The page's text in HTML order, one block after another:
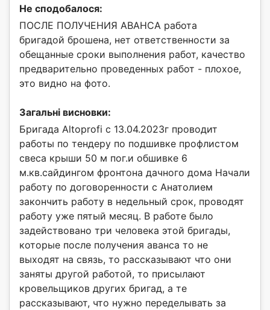
Не сподобалося:
ПОСЛЕ ПОЛУЧЕНИЯ АВАНСА работа
бригадой брошена, нет ответственности за
обещанные сроки выполнения работ, качество
предварительно проведенных работ - плохое,
это видно на фото.
Загальні висновки:
Бригада Altoprofi с 13.04.2023г проводит
работы по тендеру по подшивке профлистом
свеса крыши 50 м пог.и обшивке 6
м.кв.сайдингом фронтона дачного дома Начали
работу по договоренности с Анатолием
закончить работу в недельный срок, проводят
работу уже пятый месяц. В работе было
задействовано три человека этой бригады,
которые после получения аванса то не
выходят на связь, то рассказывают что они
заняты другой работой, то присылают
кровельщиков других бригад, а те
рассказывают, что нужно переделывать за